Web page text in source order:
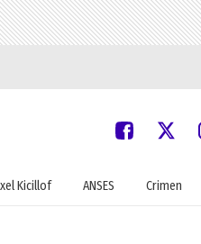
Kicillof ANSES Crimen